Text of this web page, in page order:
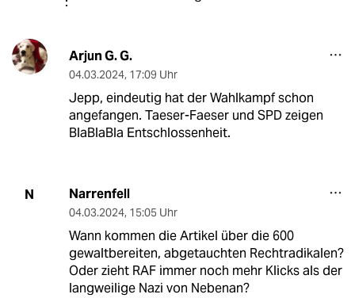
Arjun G. G.
04.03.2024, 17:09 Uhr
Jepp, eindeutig hat der Wahlkampf schon
angefangen. Taeser-Faeser und SPD zeigen
BlaBlaBla Entschlossenheit.
N Narrenfell
04.03.2024, 15:05 Uhr
Wann kommen die Artikel über die 600
gewaltbereiten, abgetauchten Rechtradikalen?
Oder zieht RAF immer noch mehr Klicks als der
langweilige Nazi von Nebenan?